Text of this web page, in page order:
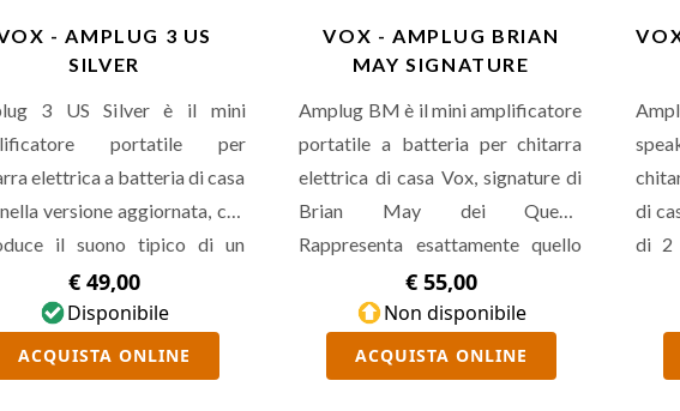
- AMPLUG 3 US
SILVER
3 US Silver è il mini
portatile per
elettrica a batteria di casa
versione aggiornata, che
il suono tipico di un
statunitense, ispirato al
o Bandmaster. Presenta
stereo quali Tremolo,
Delay, Reverb, doppio
€ 49,00
Disponibile
ACQUISTA ONLINE
VOX - AMPLUG BRIAN
MAY SIGNATURE
Amplug BM è il mini amplificatore
portatile a batteria per chitarra
elettrica di casa Vox, signature di
Brian May dei Queen.
Rappresenta esattamente quello
che è il timbro originale di Brian,
basato quindi su un AC30 con
treble boost attivabile tramite
switch, effetti di chorus, phaser e
€ 55,00
Non disponibile
ACQUISTA ONLINE
di
di 2
dei